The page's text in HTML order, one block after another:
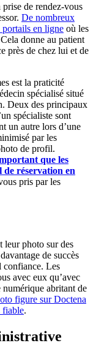
de rendez-vous
De nombreux
portails en ligne où les
donne au patient
près de chez lui et de
est la praticité
spécialisé situé
Deux des principaux
spécialiste sont
un autre lors d’une
par les
de profil.
que les
réservation en
pris par les
leur photo sur des
de succès
confiance. Les
avec eux qu’avec
abritant de
figure sur Doctena
fiable.